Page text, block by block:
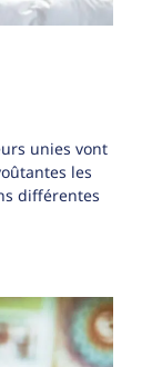
unies vont
les
différentes